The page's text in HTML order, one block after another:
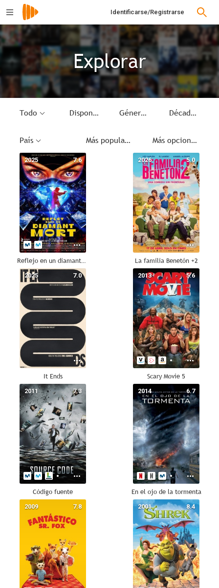
Identificarse/Registrarse
Explorar
Todo Disponible Género Década
País Más populares Más opciones
7.6
2025
Reflejo en un diamante muerto
5.0
2026
La familia Benetón +2
7.0
2025
It Ends
5.6
2013
Scary Movie 5
7.3
2011
Código fuente
6.7
2014
En el ojo de la tormenta
7.8
2009 8.4
2001